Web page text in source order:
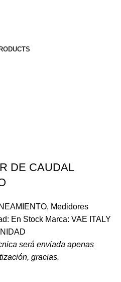
DE CAUDAL
, Medidores
En Stock Marca: VAE ITALY
será enviada apenas
gracias.